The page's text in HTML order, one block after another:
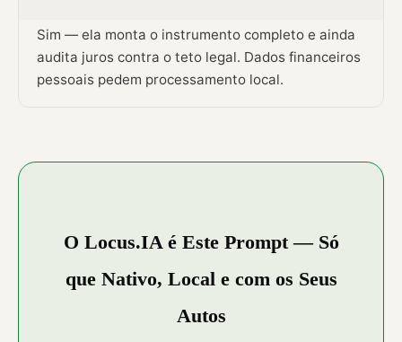
Sim — ela monta o instrumento completo e ainda
audita juros contra o teto legal. Dados financeiros
pessoais pedem processamento local.
O Locus.IA é Este Prompt — Só
que Nativo, Local e com os Seus
Autos